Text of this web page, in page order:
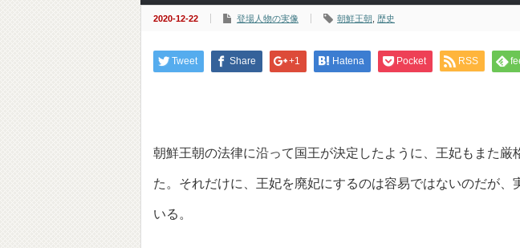
2020-12-22 登場人物の実像 朝鮮王朝 歴史
Tweet Share +1 Hatena Pocket RSS
朝鮮王朝の法律に沿って国王が決定したように、王妃もまた厳
た。それだけに、王妃を廃妃にするのは容易ではないのだが、
いる。